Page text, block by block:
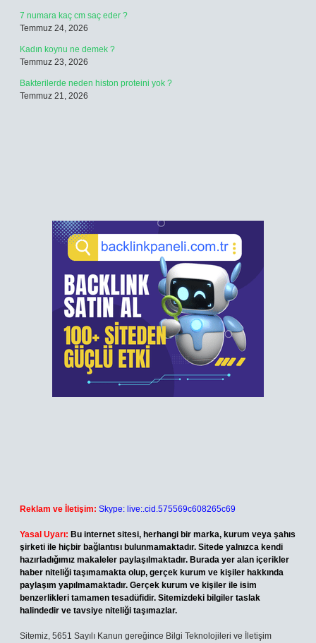
7 numara kaç cm saç eder ?
Temmuz 24, 2026
Kadın koynu ne demek ?
Temmuz 23, 2026
Bakterilerde neden histon proteini yok ?
Temmuz 21, 2026
Reklam ve İletişim: Skype: live:.cid.575569c608265c69
Yasal Uyarı: Bu internet sitesi, herhangi bir marka, kurum veya şahıs
şirketi ile hiçbir bağlantısı bulunmamaktadır. Sitede yalnızca kendi
hazırladığımız makaleler paylaşılmaktadır. Burada yer alan içerikler
haber niteliği taşımamakta olup, gerçek kurum ve kişiler hakkında
paylaşım yapılmamaktadır. Gerçek kurum ve kişiler ile isim
benzerlikleri tamamen tesadüfidir. Sitemizdeki bilgiler taslak
halindedir ve tavsiye niteliği taşımazlar.
Sitemiz, 5651 Sayılı Kanun gereğince Bilgi Teknolojileri ve İletişim